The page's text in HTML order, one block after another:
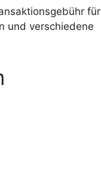
für
und verschiedene